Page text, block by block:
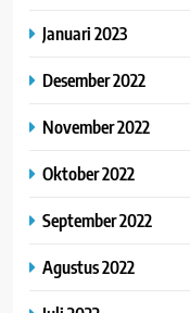
Januari 2023
Desember 2022
November 2022
Oktober 2022
September 2022
Agustus 2022